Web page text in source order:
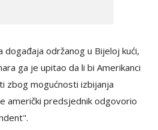
događaja održanog u Bijeloj kući,
ga je upitao da li bi Amerikanci
zbog mogućnosti izbijanja
američki predsjednik odgovorio